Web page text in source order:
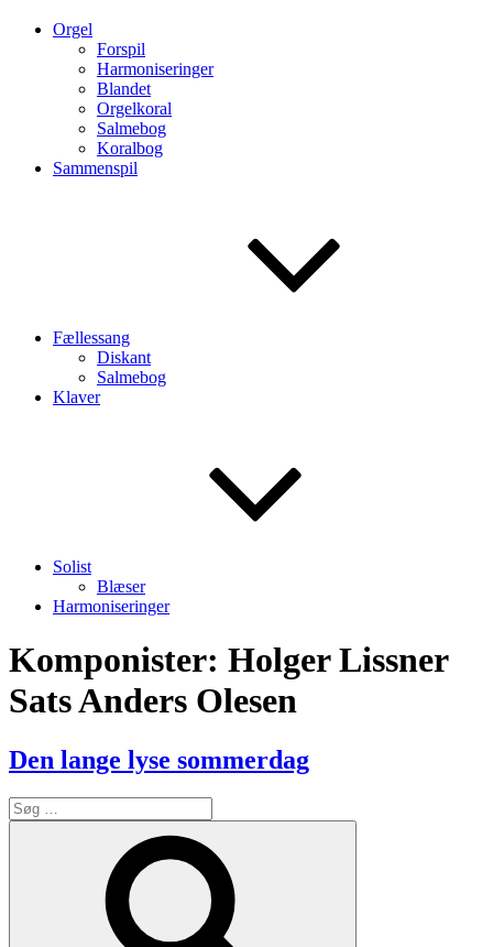
Orgel
Forspil
Harmoniseringer
Blandet
Orgelkoral
Salmebog
Koralbog
Sammenspil
Fællessang
Diskant
Salmebog
Klaver
Solist
Blæser
Harmoniseringer
Komponister: Holger Lissner
Sats Anders Olesen
Den lange lyse sommerdag
Søg
efter: